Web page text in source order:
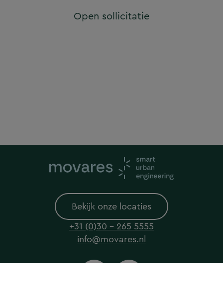
Open sollicitatie
Bekijk onze locaties
+31 (0)30 - 265 5555
info@movares.nl